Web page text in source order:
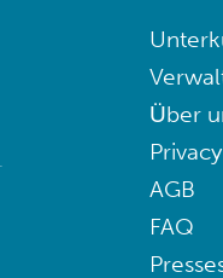
Über
Privacy
AGB
FAQ